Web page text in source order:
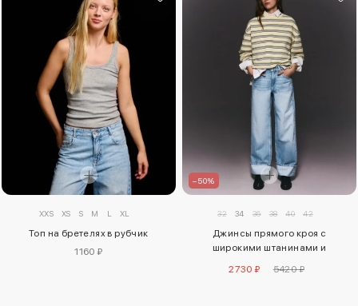
XXS XS S M L XL
Топ на бретелях в рубчик
1160 ₽
–50%
32 34 36 38 40 42
Джинсы прямого кроя с
широкими штанинами и
2730 ₽ 5420 ₽